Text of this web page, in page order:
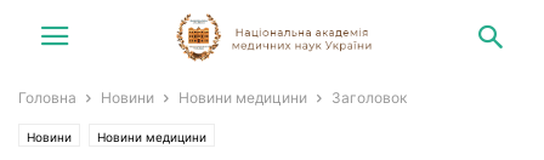
Головна Новини Новини медицини Заголовок
Новини Новини медицини